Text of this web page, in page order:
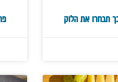
תבחרו את הלוק